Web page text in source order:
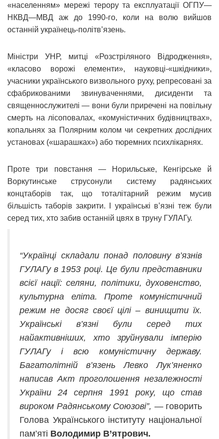
«населенням» мережі терору та експлуатації ОГПУ—
НКВД—МВД аж до 1990-го, коли на волю вийшов
останній українець-політв’язень.
Міністри УНР, митці «Розстріляного Відродження»,
«класово ворожі елементи», науковці‑«шкідники»,
учасники українського визвольного руху, репресовані за
сфабрикованими звинуваченнями, дисиденти та
священнослужителі — вони були приречені на повільну
смерть на лісоповалах, «комуністичних будівництвах»,
копальнях за Полярним колом чи секретних дослідних
установах («шарашках») або тюремних психлікарнях.
Проте три повстання — Норильське, Кенгірське й
Воркутинське струсонули систему радянських
концтаборів так, що тоталітарний режим мусив
більшість таборів закрити. І українські в’язні теж були
серед тих, хто забив останній цвях в труну ГУЛАГу.
“Українці складали понад половину в’язнів
ГУЛАГу в 1953 році. Це були представники
всієї нації: селяни, політики, духовенство,
культурна еліта. Проте комуністичний
режим не досяг своєї цілі – винищити їх.
Українські в’язні були серед тих
найактивніших, хто зруйнували імперію
ГУЛАГу і всю комуністичну державу.
Багатолітній в’язень Левко Лук’яненко
написав Акт проголошення незалежності
України 24 серпня 1991 року, що став
вироком Радянському Союзові”, — говорить
Голова Українського інституту національної
пам’яті Володимир В’ятрович.